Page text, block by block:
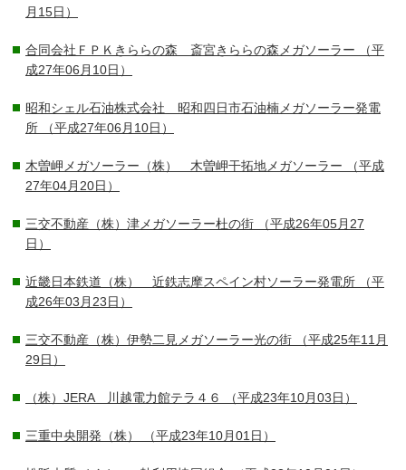
月15日）
合同会社ＦＰＫきららの森 斎宮きららの森メガソーラー （平
成27年06月10日）
昭和シェル石油株式会社 昭和四日市石油楠メガソーラー発電
所 （平成27年06月10日）
木曽岬メガソーラー（株） 木曽岬干拓地メガソーラー （平成
27年04月20日）
三交不動産（株）津メガソーラー杜の街 （平成26年05月27
日）
近畿日本鉄道（株） 近鉄志摩スペイン村ソーラー発電所 （平
成26年03月23日）
三交不動産（株）伊勢二見メガソーラー光の街 （平成25年11月
29日）
（株）JERA 川越電力館テラ４６ （平成23年10月03日）
三重中央開発（株） （平成23年10月01日）